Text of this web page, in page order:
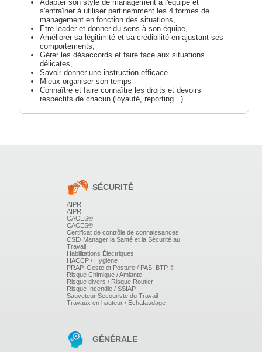
Adapter son style de management à l'équipe et
s'entraîner à utiliser pertinemment les 4 formes de
management en fonction des situations,
Etre leader et donner du sens à son équipe,
Améliorer sa légitimité et sa crédibilité en ajustant ses
comportements,
Gérer les désaccords et faire face aux situations
délicates,
Savoir donner une instruction efficace
Mieux organiser son temps
Connaître et faire connaître les droits et devoirs
respectifs de chacun (loyauté, reporting...)
Déléguer et rendre autonome :analyse de la
un entretien, le structurer, détecter les besoins/attentes
du salarié pour stimuler sa motivation et faire passer
un message
Identification d'axes de progrès personnel et
construction d'un plan d'action pour développer
ses pratiques managériales
SÉCURITÉ
AIPR
AIPR
CACES®
CACES®
Certificat de contrôle de connaissances
CSE/ Manager la Santé et la Sécurité au
Travail
Habilitations Électriques
HACCP / Hygiène
PRAP, Geste et Posture / PASI BTP ®
Risque Chimique / Amiante
Risque divers / Risque Routier
Risque Incendie / SSIAP
Sauveteur Secouriste du Travail
Travaux en hauteur / Echafaudage
GÉNÉRALE